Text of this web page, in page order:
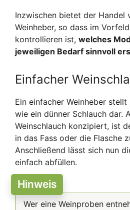
Inzwischen bietet der Handel
Weinheber, so dass im
kontrollieren ist, welches
jeweiligen Bedarf sinnvoll
Einfacher
Ein einfacher Weinheber
wie ein dünner Schlauch dar.
Weinschlauch konzipiert, ist
in das Fass oder die Flasche
Anschließend lässt sich nun
einfach abfüllen.
Hinweis
Wer eine Weinproben